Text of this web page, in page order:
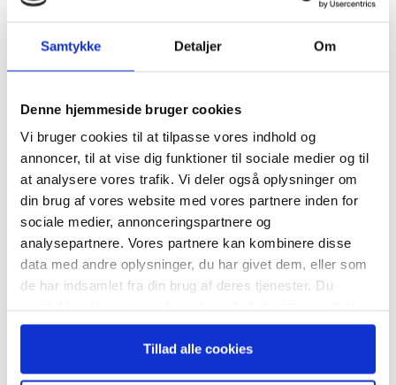
Samtykke Detaljer Om
Denne hjemmeside bruger cookies
Vi bruger cookies til at tilpasse vores indhold og
annoncer, til at vise dig funktioner til sociale medier og til
at analysere vores trafik. Vi deler også oplysninger om
din brug af vores website med vores partnere inden for
sociale medier, annonceringspartnere og
analysepartnere. Vores partnere kan kombinere disse
data med andre oplysninger, du har givet dem, eller som
de har indsamlet fra din brug af deres tjenester. Du
anvende vores hjemmeside.
Tillad alle cookies
MODTAG NYHEDER OM
KOMMENDE
INVESTORKONFERENCER
Derudover kan du ved
tilmeldingen se frem til at
modtage 2 udgivelser af ØU
Formue og ØU Life Science –
helt gratis og uforpligtende.